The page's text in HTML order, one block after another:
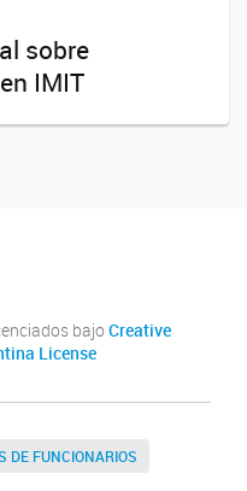
sobre
IMIT
bajo Creative
License
DE FUNCIONARIOS